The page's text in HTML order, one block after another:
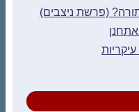
(פרשת ניצבים)